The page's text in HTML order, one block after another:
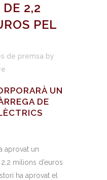
DE 2,2
PEL
de premsa by
UN
DE
aprovat un
milions d’euros
ha aprovat el